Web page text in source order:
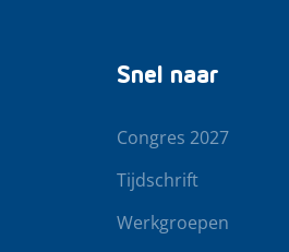
Snel naar
Congres 2027
Tijdschrift
Werkgroepen